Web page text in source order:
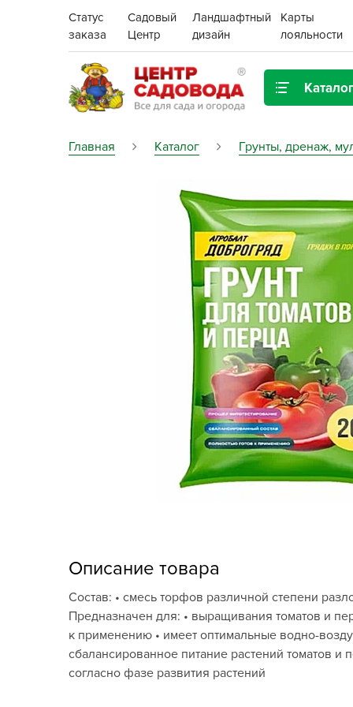
Статус
заказа
Садовый
Центр
Ландшафтный
дизайн
Карты
лояльности
Газонная трава
Декор для дома и сада
Ёмкости для рассады и
Картофель семенной
Комнатные горшечные
многолетники Весна
Новогодняя продукция
Отдых в саду, пикник
Подарочные карты
Поиск
Главная Каталог Грунты, дренаж,
Описание товара
Состав: • смесь торфов различной степени
Предназначен для: • выращивания томатов и
к применению • имеет оптимальные водно-
сбалансированное питание растений томатов
согласно фазе развития растений